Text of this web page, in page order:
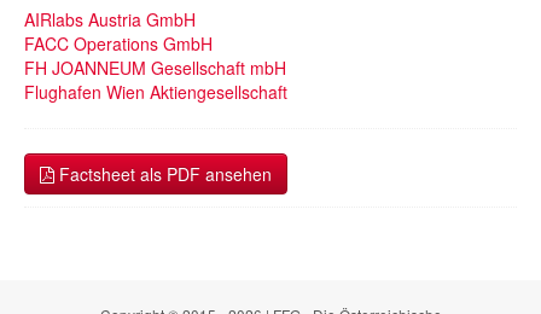
AIRlabs Austria GmbH
FACC Operations GmbH
FH JOANNEUM Gesellschaft mbH
Flughafen Wien Aktiengesellschaft
Factsheet als PDF ansehen